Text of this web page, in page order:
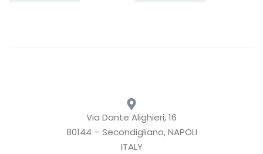
Via Dante Alighieri, 16
80144 – Secondigliano, NAPOLI
ITALY